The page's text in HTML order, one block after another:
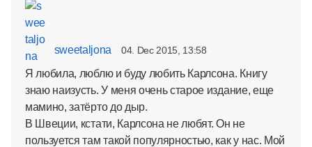
sweetaljona 04. Dec 2015, 13:58
Я любила, люблю и буду любить Карлсона. Книгу
знаю наизусть. У меня очень старое издание, еще
мамино, затёрто до дыр.
В Швеции, кстати, Карлсона не любят. Он не
пользуется там такой популярностью, как у нас. Мой